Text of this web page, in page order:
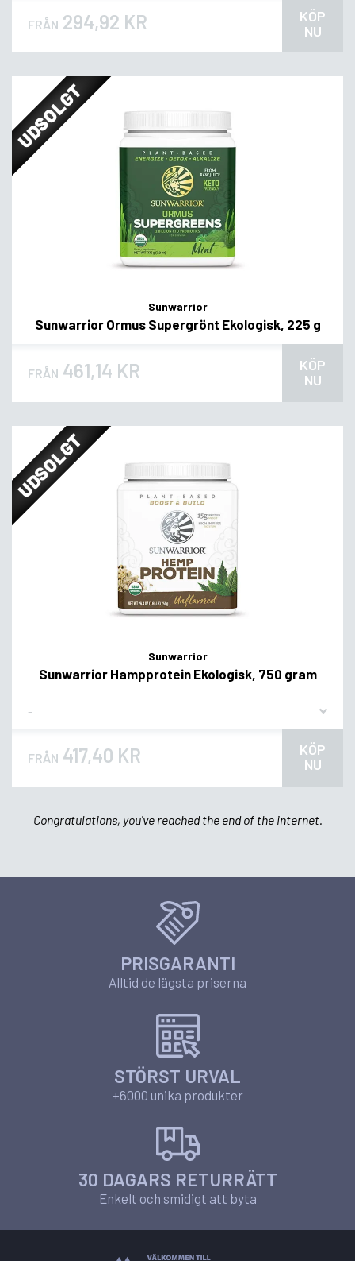
FRÅN 294,92 KR
KÖP
NU
UDSOLGT
Sunwarrior
Sunwarrior Ormus Supergrönt Ekologisk, 225 g
FRÅN 461,14 KR
KÖP
NU
UDSOLGT
Sunwarrior
Sunwarrior Hampprotein Ekologisk, 750 gram
FRÅN 417,40 KR
KÖP
NU
Congratulations, you've reached the end of the internet.
PRISGARANTI
Alltid de lägsta priserna
STÖRST URVAL
+6000 unika produkter
30 DAGARS RETURRÄTT
Enkelt och smidigt att byta